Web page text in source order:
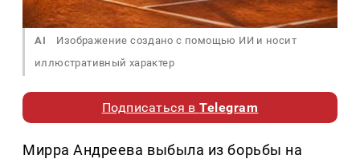
AI
Изображение создано с помощью ИИ и носит
иллюстративный характер
Подписаться вTelegram
Мирра Андреева выбыла из борьбы на